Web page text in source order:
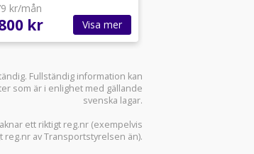
kr/mån
kr Visa mer
Fullständig information kan
som är i enlighet med gällande
svenska lagar.
ett riktigt reg.nr (exempelvis
av Transportstyrelsen än).